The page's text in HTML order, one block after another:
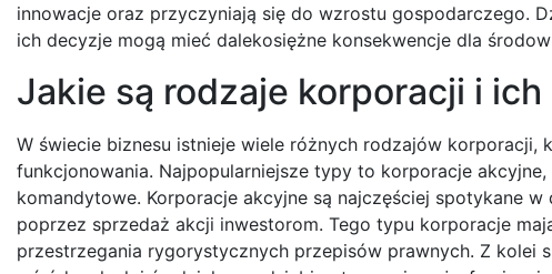
innowacje oraz przyczyniają się do wzrostu gospodarczego.
ich decyzje mogą mieć dalekosiężne konsekwencje dla
Jakie są rodzaje korporacji i
W świecie biznesu istnieje wiele różnych rodzajów
funkcjonowania. Najpopularniejsze typy to korporacje
komandytowe. Korporacje akcyjne są najczęściej spotykane
poprzez sprzedaż akcji inwestorom. Tego typu korporacje
przestrzegania rygorystycznych przepisów prawnych. Z kolei